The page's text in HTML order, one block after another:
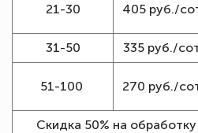
21-30 405 руб./
31-50 335 руб./
51-100 270 руб./
Скидка 50% на